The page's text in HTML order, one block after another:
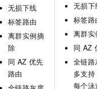
无损下线
标签路由
离群实例摘
除
同 AZ 优先
路由
无损下线
标签路由
离群实例
同 AZ 优
全链路灰
多支持
每个泳道